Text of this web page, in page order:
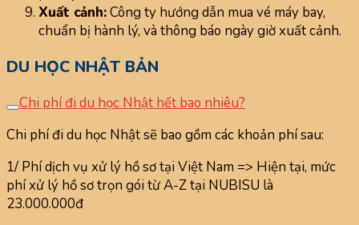
Xuất cảnh:Công ty hướng dẫn mua vé máy bay,
chuẩn bị hành lý, và thông báo ngày giờ xuất cảnh.
DU HỌC NHẬT BẢN
Chi phí đi du học Nhật hết bao nhiêu?
Chi phí đi du học Nhật sẽ bao gồm các khoản phí sau:
1/ Phí dịch vụ xử lý hồ sơ tại Việt Nam => Hiện tại, mức
phí xử lý hồ sơ trọn gói từ A-Z tại NUBISU là
23.000.000đ